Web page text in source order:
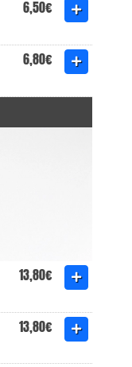
6,50€
6,80€
13,80€
13,80€